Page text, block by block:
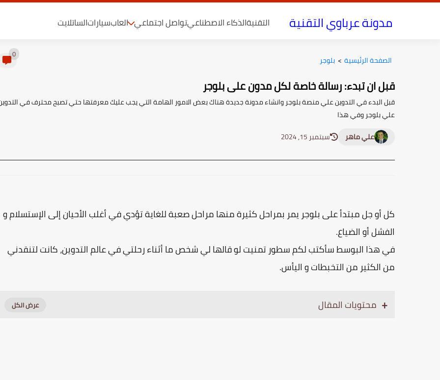
مدونة عرباوي التقنية التقنيةالذكاء الاصطناعيتواصل اجتماعي العابسياراتالساتلايت
الصفحة الرئيسية > بلوجر 0
قبل ان تبدء: رسالة خاصة لكل مدون على بلوجر
قبل البدء في التدوين علي منصة بلوجر وانشاء مدونة جديدة هناك بعض الامور الهامة التي يجب عليك معرفتها حتي تصبح محترف في
علي بلوجر وفي هذا
علي ماهر
سبتمبر 15, 2024
كل أو جل مبتدأ على بلوجر يمر بمراحل كثيرة منها مراحل صعبة للغاية تؤدي في أغلب الأحيان إلى الإستسلام و
الفشل أو الضياع.
في هذا البوسط سأكتب لكم سطور تمنيت لو قالها لي شخص ما أثناء رحلتي في عالم التدوين، كانت لتنقدني
من الكثير من التخبطات و اليأس.
محتويات المقال